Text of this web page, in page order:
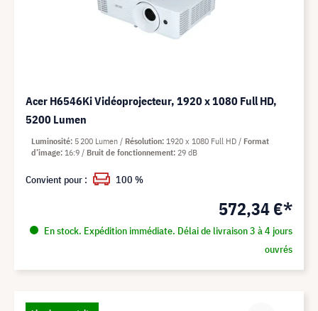
Acer H6546Ki Vidéoprojecteur, 1920 x 1080 Full HD,
5200 Lumen
572,34 €*
En stock. Expédition immédiate. Délai de livraison 3 à 4 jours
ouvrés
Luminosité 5 200 Lumen Résolution 1920 x 1080 Full HD
Format
d’image 16:9 Bruit de fonctionnement 29 dB
Convient pour : 100 %